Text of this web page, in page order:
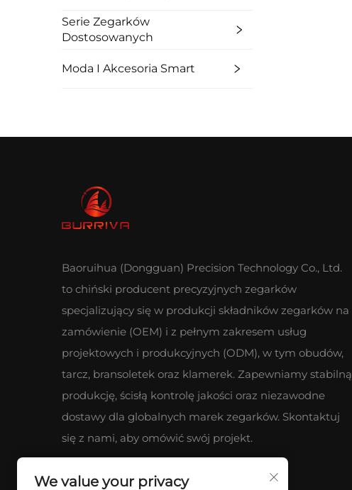
Serie Zegarków
Dostosowanych
Moda I Akcesoria Smart
Baoruihua (Dongguan) Precision Technology Co., Ltd.
to chiński producent precyzyjnych zegarków
specjalizujący się w produkcji składników zegarków na
zamówienie (OEM) i z pełnym zakresem usług
projektowych i produkcyjnych (ODM), w tym obudów,
tarcz, bransoletek oraz klamerek. Zapewniamy stabilną
produkcję, ścisłą kontrolę jakości oraz niezawodne
dostawy dla globalnych marek zegarków. Skontaktuj
się z nami, aby omówić swój projekt.
We value your privacy